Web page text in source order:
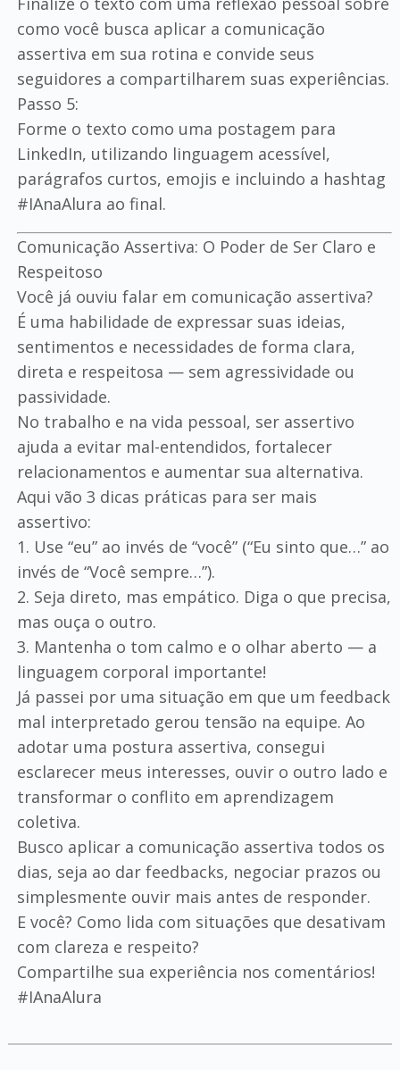
como você busca aplicar a comunicação
assertiva em sua rotina e convide seus
seguidores a compartilharem suas experiências.
Passo 5:
Forme o texto como uma postagem para
LinkedIn, utilizando linguagem acessível,
parágrafos curtos, emojis e incluindo a hashtag
#IAnaAlura ao final.
Comunicação Assertiva: O Poder de Ser Claro e
Respeitoso
Você já ouviu falar em comunicação assertiva?
É uma habilidade de expressar suas ideias,
sentimentos e necessidades de forma clara,
direta e respeitosa — sem agressividade ou
passividade.
No trabalho e na vida pessoal, ser assertivo
ajuda a evitar mal-entendidos, fortalecer
relacionamentos e aumentar sua alternativa.
Aqui vão 3 dicas práticas para ser mais
assertivo:
1. Use “eu” ao invés de “você” (“Eu sinto que…” ao
invés de “Você sempre…”).
2. Seja direto, mas empático. Diga o que precisa,
mas ouça o outro.
3. Mantenha o tom calmo e o olhar aberto — a
linguagem corporal importante!
Já passei por uma situação em que um feedback
mal interpretado gerou tensão na equipe. Ao
adotar uma postura assertiva, consegui
esclarecer meus interesses, ouvir o outro lado e
transformar o conflito em aprendizagem
coletiva.
Busco aplicar a comunicação assertiva todos os
dias, seja ao dar feedbacks, negociar prazos ou
simplesmente ouvir mais antes de responder.
E você? Como lida com situações que desativam
com clareza e respeito?
Compartilhe sua experiência nos comentários!
#IAnaAlura